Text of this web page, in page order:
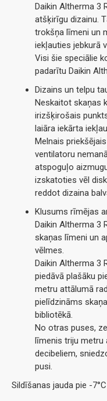
Daikin Altherma 3
atšķirīgu dizainu.
trokšņa līmeni un
iekļauties jebkurā
Visi šie speciālie
padarītu Daikin
Dizains un telpu
Neskaitot skaņas
irizšķirošais
laiāra iekārta
Melnais
ventilatoru
atspoguļo
izskatoties vēl
reddot dizaina
Klusums rīmējas
Daikin Altherma 3
skaņas līmeni un
vēlmes.
Daikin Altherma 3
piedāvā plašāku
metru attālumā
pielīdzināms
bibliotēkā.
No otras puses,
līmenis triju metru
decibeliem,
pusi.
Sildīšanas jauda pie -